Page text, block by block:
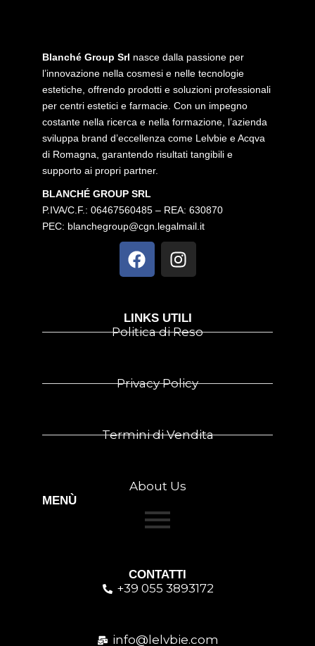
Blanché Group Srl nasce dalla passione per
l’innovazione nella cosmesi e nelle tecnologie
estetiche, offrendo prodotti e soluzioni professionali
per centri estetici e farmacie. Con un impegno
costante nella ricerca e nella formazione, l’azienda
sviluppa brand d’eccellenza come Lelvbie e Acqva
di Romagna, garantendo risultati tangibili e
supporto ai propri partner.
BLANCHÉ GROUP SRL
P.IVA/C.F.: 06467560485 – REA: 630870
PEC: blanchegroup@cgn.legalmail.it
LINKS UTILI
Politica di Reso
Privacy Policy
Termini di Vendita
About Us
MENÙ
CONTATTI
+39 055 3893172
info@lelvbie.com